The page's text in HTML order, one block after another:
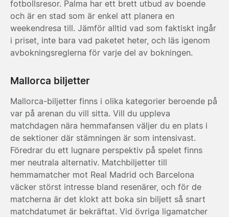
fotbollsresor. Palma har ett brett utbud av boende
och är en stad som är enkel att planera en
weekendresa till. Jämför alltid vad som faktiskt ingår
i priset, inte bara vad paketet heter, och läs igenom
avbokningsreglerna för varje del av bokningen.
Mallorca biljetter
Mallorca-biljetter finns i olika kategorier beroende på
var på arenan du vill sitta. Vill du uppleva
matchdagen nära hemmafansen väljer du en plats i
de sektioner där stämningen är som intensivast.
Föredrar du ett lugnare perspektiv på spelet finns
mer neutrala alternativ. Matchbiljetter till
hemmamatcher mot Real Madrid och Barcelona
väcker störst intresse bland resenärer, och för de
matcherna är det klokt att boka sin biljett så snart
matchdatumet är bekräftat. Vid övriga ligamatcher